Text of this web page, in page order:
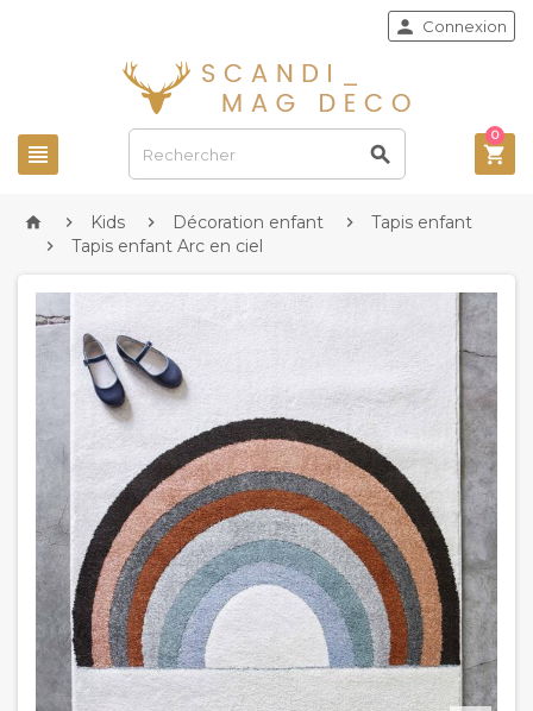
 
 Connexion

0
  Kids  Décoration enfant  Tapis enfant
 Tapis enfant Arc en ciel